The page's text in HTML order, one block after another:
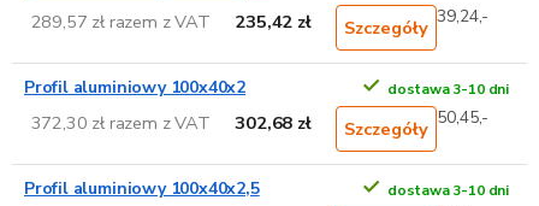
289,57 zł razem z VAT 235,42 zł Szczegóły 39,24,-
Profil aluminiowy 100x40x2 dostawa 3-10 dni
372,30 zł razem z VAT 302,68 zł Szczegóły 50,45,-
Profil aluminiowy 100x40x2,5 dostawa 3-10 dni